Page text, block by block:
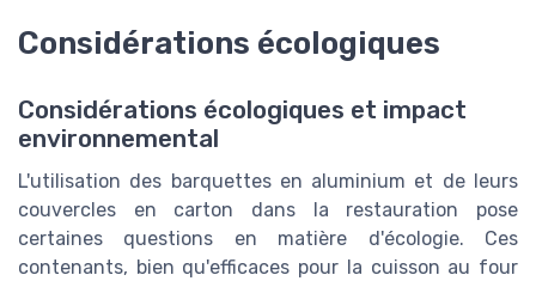
Considérations écologiques
Considérations écologiques et impact
environnemental
L'utilisation des barquettes en aluminium et de leurs
couvercles en carton dans la restauration pose
certaines questions en matière d'écologie. Ces
contenants, bien qu'efficaces pour la cuisson au four